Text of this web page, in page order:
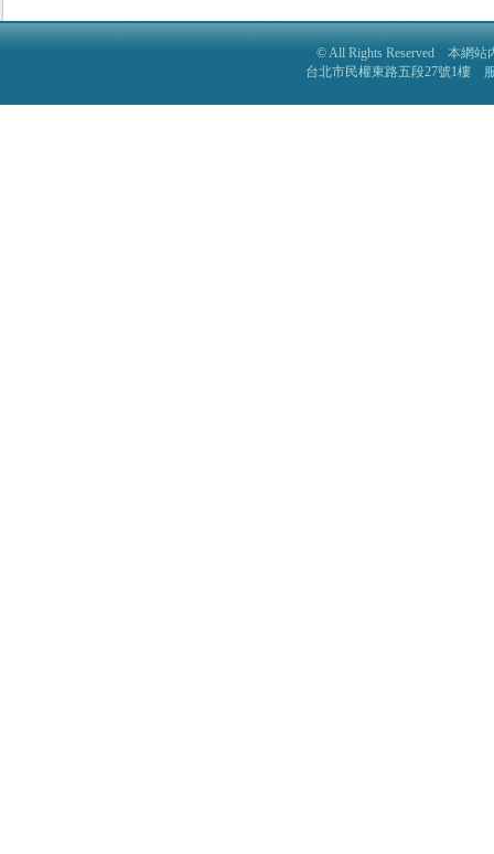
© All Rights Reserved 本網站
台北市民權東路五段27號1樓